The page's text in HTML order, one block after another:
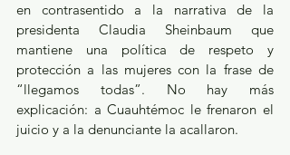
en contrasentido a la narrativa de la
presidenta Claudia Sheinbaum que
mantiene una política de respeto y
protección a las mujeres con la frase de
“llegamos todas”. No hay más
explicación: a Cuauhtémoc le frenaron el
juicio y a la denunciante la acallaron.